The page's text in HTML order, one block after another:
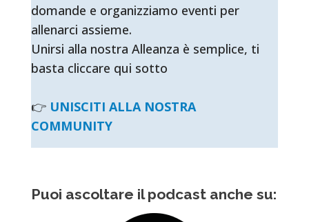
domande e organizziamo eventi per
allenarci assieme.
Unirsi alla nostra Alleanza è semplice, ti
basta cliccare qui sotto
👉 UNISCITI ALLA NOSTRA
COMMUNITY
Puoi ascoltare il podcast anche su: